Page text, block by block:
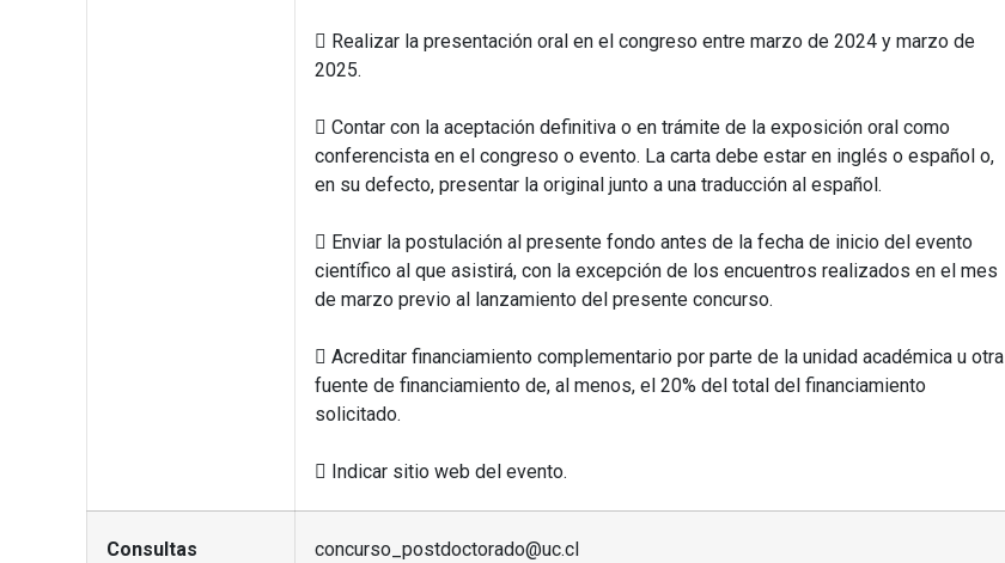
 Realizar la presentación oral en el congreso entre marzo de 2024 y marzo de
2025.
 Contar con la aceptación definitiva o en trámite de la exposición oral como
conferencista en el congreso o evento. La carta debe estar en inglés o español o,
en su defecto, presentar la original junto a una traducción al español.
 Enviar la postulación al presente fondo antes de la fecha de inicio del evento
científico al que asistirá, con la excepción de los encuentros realizados en el mes
de marzo previo al lanzamiento del presente concurso.
 Acreditar financiamiento complementario por parte de la unidad académica u otra
fuente de financiamiento de, al menos, el 20% del total del financiamiento
solicitado.
 Indicar sitio web del evento.
Consultas concurso_postdoctorado@uc.cl